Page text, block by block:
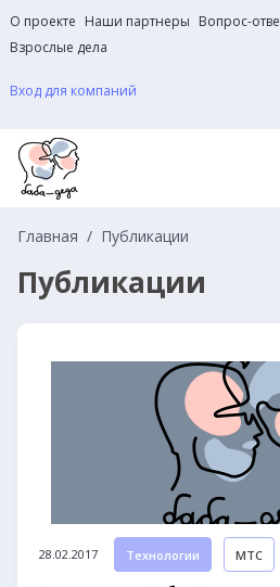
О проекте Наши партнеры Вопрос-
Взрослые дела
Вход для компаний
Главная Публикации
Публикации
28.02.2017 Технологии МТС